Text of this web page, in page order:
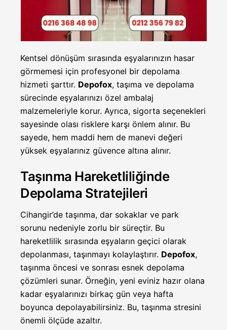
Kentsel dönüşüm sırasında eşyalarınızın hasar
görmemesi için profesyonel bir depolama
hizmeti şarttır. Depofox, taşıma ve depolama
sürecinde eşyalarınızı özel ambalaj
malzemeleriyle korur. Ayrıca, sigorta seçenekleri
sayesinde olası risklere karşı önlem alınır. Bu
sayede, hem maddi hem de manevi değeri
yüksek eşyalarınız güvence altına alınır.
Taşınma Hareketliliğinde
Depolama Stratejileri
Cihangir’de taşınma, dar sokaklar ve park
sorunu nedeniyle zorlu bir süreçtir. Bu
hareketlilik sırasında eşyaların geçici olarak
depolanması, taşınmayı kolaylaştırır. Depofox,
taşınma öncesi ve sonrası esnek depolama
çözümleri sunar. Örneğin, yeni eviniz hazır olana
kadar eşyalarınızı birkaç gün veya hafta
boyunca depolayabilirsiniz. Bu, taşınma stresini
önemli ölçüde azaltır.